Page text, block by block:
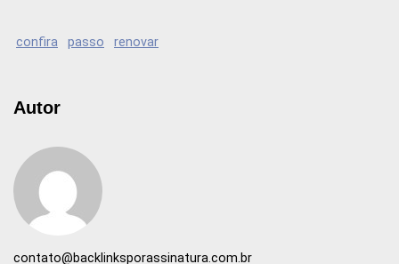
confira passo renovar
Autor
contato@backlinksporassinatura.com.br